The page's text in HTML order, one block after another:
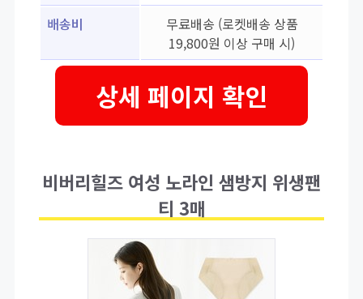
배송비
무료배송 (로켓배송 상품
19,800원 이상 구매 시)
상세 페이지 확인
비버리힐즈 여성 노라인 샘방지 위생팬
티 3매